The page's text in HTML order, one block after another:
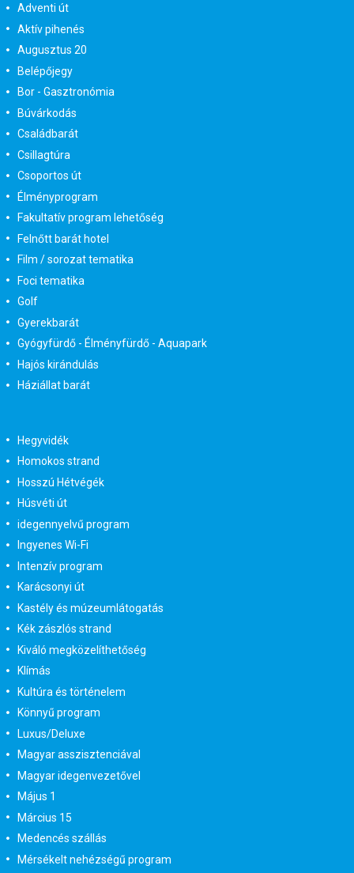
Adventi út
Aktív pihenés
Augusztus 20
Belépőjegy
Bor - Gasztronómia
Búvárkodás
Családbarát
Csillagtúra
Csoportos út
Élményprogram
Fakultatív program lehetőség
Felnőtt barát hotel
Film / sorozat tematika
Foci tematika
Golf
Gyerekbarát
Gyógyfürdő - Élményfürdő - Aquapark
Hajós kirándulás
Háziállat barát
Hegyvidék
Homokos strand
Hosszú Hétvégék
Húsvéti út
idegennyelvű program
Ingyenes Wi-Fi
Intenzív program
Karácsonyi út
Kastély és múzeumlátogatás
Kék zászlós strand
Kiváló megközelíthetőség
Klímás
Kultúra és történelem
Könnyű program
Luxus/Deluxe
Magyar asszisztenciával
Magyar idegenvezetővel
Május 1
Március 15
Medencés szállás
Mérsékelt nehézségű program